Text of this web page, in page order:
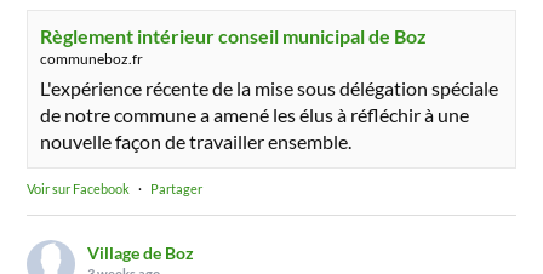
Règlement intérieur conseil municipal de Boz
communeboz.fr
L'expérience récente de la mise sous délégation spéciale
de notre commune a amené les élus à réfléchir à une
nouvelle façon de travailler ensemble.
Voir sur Facebook · Partager
Village de Boz